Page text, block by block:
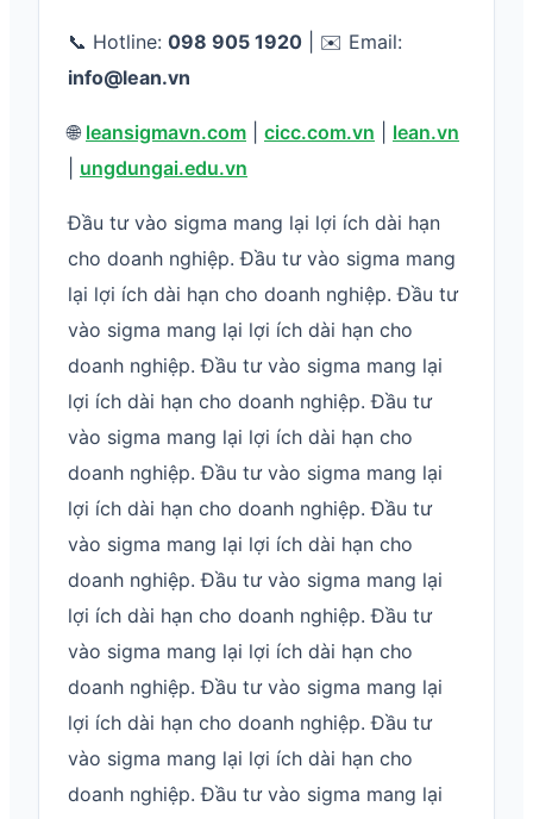
📞 Hotline: 098 905 1920 | ✉️ Email:
info@lean.vn
🌐 leansigmavn.com cicc.com.vn
lean.vn
ungdungai.edu.vn
Đầu tư vào sigma mang lại lợi ích dài hạn
cho doanh nghiệp. Đầu tư vào sigma mang
lại lợi ích dài hạn cho doanh nghiệp. Đầu tư
vào sigma mang lại lợi ích dài hạn cho
doanh nghiệp. Đầu tư vào sigma mang lại
lợi ích dài hạn cho doanh nghiệp. Đầu tư
vào sigma mang lại lợi ích dài hạn cho
doanh nghiệp. Đầu tư vào sigma mang lại
lợi ích dài hạn cho doanh nghiệp. Đầu tư
vào sigma mang lại lợi ích dài hạn cho
doanh nghiệp. Đầu tư vào sigma mang lại
lợi ích dài hạn cho doanh nghiệp. Đầu tư
vào sigma mang lại lợi ích dài hạn cho
doanh nghiệp. Đầu tư vào sigma mang lại
lợi ích dài hạn cho doanh nghiệp. Đầu tư
vào sigma mang lại lợi ích dài hạn cho
doanh nghiệp. Đầu tư vào sigma mang lại